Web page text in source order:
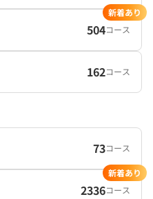
504コース
新着あり
162コース
73コース
2336コース
新着あり